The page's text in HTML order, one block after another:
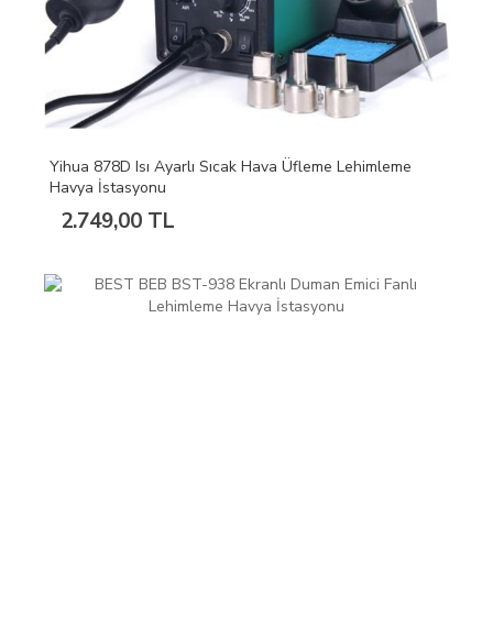
Yihua 878D Isı Ayarlı Sıcak Hava Üfleme Lehimleme
Havya İstasyonu
2.749,00 TL